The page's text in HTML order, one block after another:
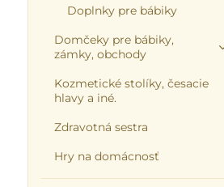
Doplnky pre bábiky
Domčeky pre bábiky,
zámky, obchody
Kozmetické stolíky, česacie
hlavy a iné.
Zdravotná sestra
Hry na domácnosť